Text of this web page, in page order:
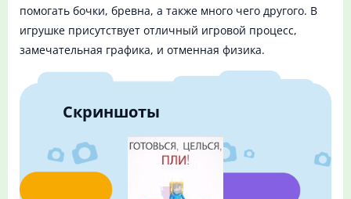
помогать бочки, бревна, а также много чего другого. В
игрушке присутствует отличный игровой процесс,
замечательная графика, и отменная физика.
Скриншоты